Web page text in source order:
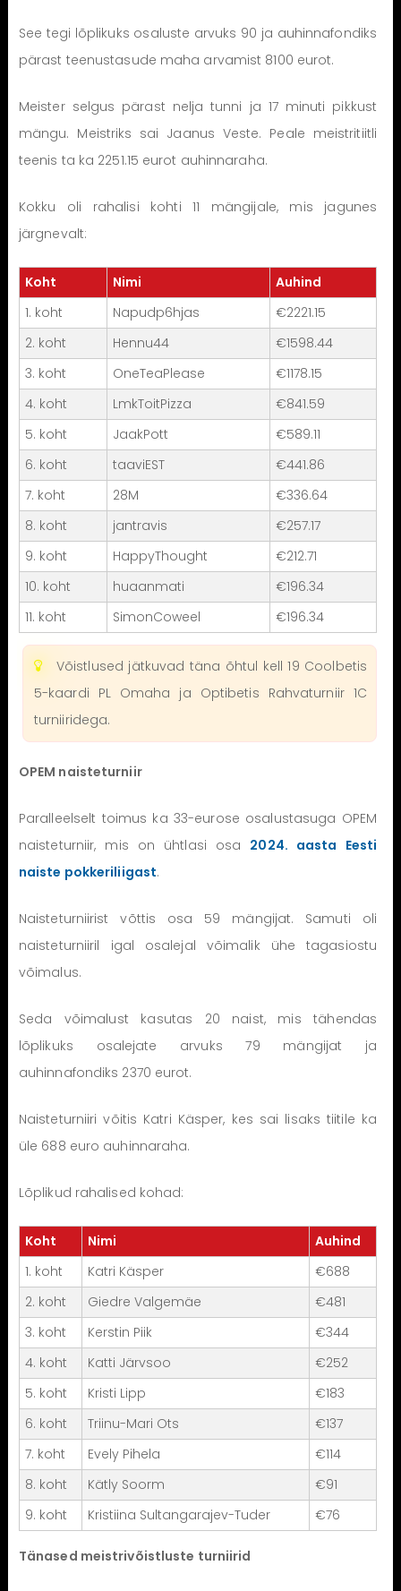
See tegi lõplikuks osaluste arvuks 90 ja auhinnafondiks
pärast teenustasude maha arvamist 8100 eurot.
Meister selgus pärast nelja tunni ja 17 minuti pikkust
mängu. Meistriks sai Jaanus Veste. Peale meistritiitli
teenis ta ka 2251.15 eurot auhinnaraha.
Kokku oli rahalisi kohti 11 mängijale, mis jagunes
järgnevalt:
Koht Nimi
Auhind
1. koht
Napudp6hjas
€2221.15
2. koht
Hennu44
€1598.44
3. koht
OneTeaPlease
€1178.15
4. koht
LmkToitPizza
€841.59
5. koht
JaakPott
€589.11
6. koht
taaviEST
€441.86
7. koht
28M
€336.64
8. koht
jantravis
€257.17
9. koht
HappyThought
€212.71
10. koht
huaanmati
€196.34
11. koht
SimonCoweel €196.34
Võistlused jätkuvad täna õhtul kell 19 Coolbetis
5-kaardi PL Omaha ja Optibetis Rahvaturniir 1C
turniiridega.
OPEM naisteturniir
Paralleelselt toimus ka 33-eurose osalustasuga OPEM
naisteturniir, mis on ühtlasi osa 2024. aasta Eesti
naiste pokkeriliigast.
Naisteturniirist võttis osa 59 mängijat. Samuti oli
naisteturniiril igal osalejal võimalik ühe tagasiostu
võimalus.
Seda võimalust kasutas 20 naist, mis tähendas
lõplikuks osalejate arvuks 79 mängijat ja
auhinnafondiks 2370 eurot.
Naisteturniiri võitis Katri Käsper, kes sai lisaks tiitile ka
üle 688 euro auhinnaraha.
Lõplikud rahalised kohad:
Koht Nimi
Auhind
1. koht
Katri Käsper
€688
2. koht
Giedre Valgemäe
€481
3. koht
Kerstin Piik
€344
4. koht
Katti Järvsoo
€252
5. koht
Kristi Lipp
€183
6. koht
Triinu-Mari Ots
€137
7. koht
Evely Pihela
€114
8. koht
Kätly Soorm
€91
9. koht
Kristiina Sultangarajev-Tuder €76
Tänased meistrivõistluste turniirid